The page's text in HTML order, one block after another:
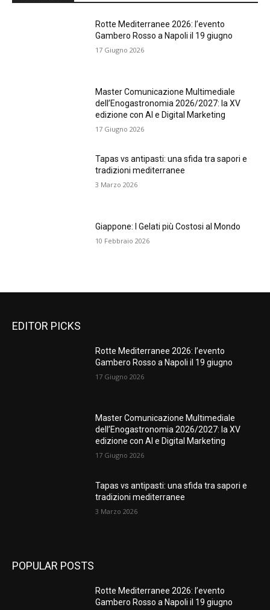
Rotte Mediterranee 2026: l’evento
Gambero Rosso a Napoli il 19 giugno
17 Giugno 2026
Master Comunicazione Multimediale
dell’Enogastronomia 2026/2027: la XV
edizione con AI e Digital Marketing
17 Giugno 2026
Tapas vs antipasti: una sfida tra sapori e
tradizioni mediterranee
3 Marzo 2026
Giappone: I Gelati più Costosi al Mondo
10 Febbraio 2026
EDITOR PICKS
Rotte Mediterranee 2026: l’evento
Gambero Rosso a Napoli il 19 giugno
17 Giugno 2026
Master Comunicazione Multimediale
dell’Enogastronomia 2026/2027: la XV
edizione con AI e Digital Marketing
17 Giugno 2026
Tapas vs antipasti: una sfida tra sapori e
tradizioni mediterranee
3 Marzo 2026
POPULAR POSTS
Rotte Mediterranee 2026: l’evento
Gambero Rosso a Napoli il 19 giugno